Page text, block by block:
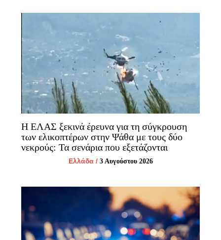
Η ΕΛΑΣ ξεκινά έρευνα για τη σύγκρουση
των ελικοπτέρων στην Ψάθα με τους δύο
νεκρούς: Τα σενάρια που εξετάζονται
Ελλάδα/ 3 Αυγούστου 2026